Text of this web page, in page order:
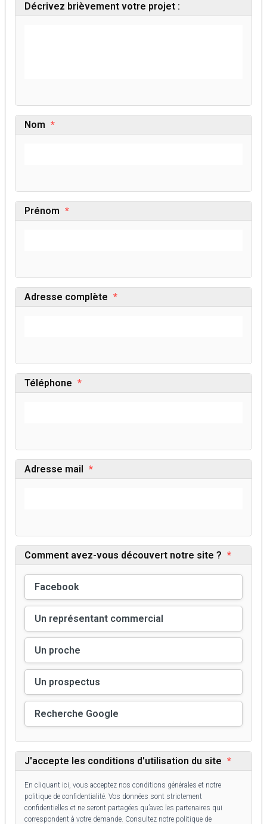
Décrivez brièvement votre projet :
Nom *
Prénom *
Adresse complète *
Téléphone *
Adresse mail *
Comment avez-vous découvert notre site ? *
Facebook
Un représentant commercial
Un proche
Un prospectus
Recherche Google
J'accepte les conditions d'utilisation du site *
En cliquant ici, vous acceptez nos conditions générales et notre
politique de confidentialité. Vos données sont strictement
confidentielles et ne seront partagées qu’avec les partenaires qui
correspondent à votre demande. Consultez notre politique de